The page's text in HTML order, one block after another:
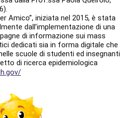
Amico”, iniziata nel 2015, è stata
dall’implementazione di una
di informazione sui mass
dedicati sia in forma digitale che
scuole di studenti ed insegnanti
di ricerca epidemiologica